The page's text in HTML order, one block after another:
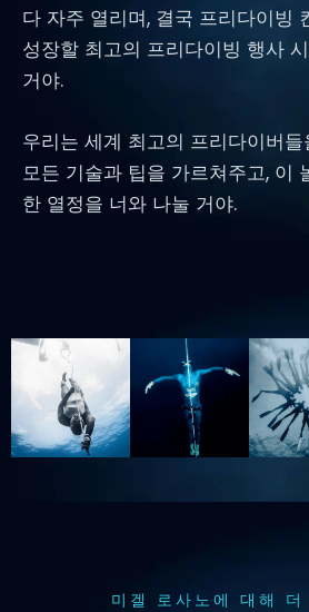
다 자주 열리며, 결국 프리다이빙
성장할 최고의 프리다이빙 행사
거야.
우리는 세계 최고의 프리다이버
모든 기술과 팁을 가르쳐주고, 이
한 열정을 너와 나눌 거야.
미겔 로사노에 대해 더